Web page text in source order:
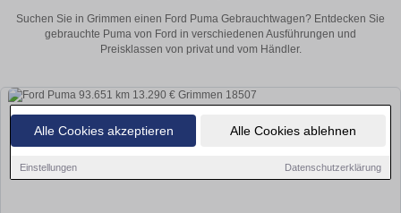
Alle Cookies akzeptieren Alle Cookies ablehnen
Einstellungen Datenschutzerklärung
Suchen Sie in Grimmen einen Ford Puma Gebrauchtwagen? Entdecken Sie
gebrauchte Puma von Ford in verschiedenen Ausführungen und
Preisklassen von privat und vom Händler.